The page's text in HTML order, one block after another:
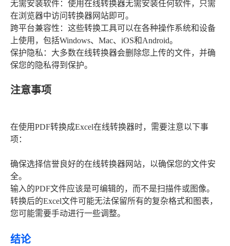
无需安装软件：使用在线转换器无需安装任何软件，只需
在浏览器中访问转换器网站即可。
跨平台兼容性：这些转换工具可以在各种操作系统和设备
上使用，包括Windows、Mac、iOS和Android。
保护隐私：大多数在线转换器会删除您上传的文件，并确
保您的隐私得到保护。
注意事项
在使用PDF转换成Excel在线转换器时，需要注意以下事
项：
确保选择信誉良好的在线转换器网站，以确保您的文件安
全。
输入的PDF文件应该是可编辑的，而不是扫描件或图像。
转换后的Excel文件可能无法保留所有的复杂格式和图表，
您可能需要手动进行一些调整。
结论